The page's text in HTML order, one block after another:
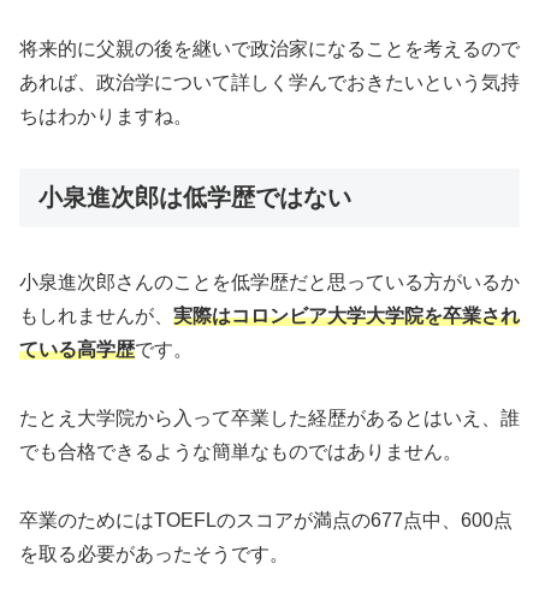
将来的に父親の後を継いで政治家になることを考えるので
あれば、政治学について詳しく学んでおきたいという気持
ちはわかりますね。
小泉進次郎は低学歴ではない
小泉進次郎さんのことを低学歴だと思っている方がいるか
もしれませんが、 実際はコロンビア大学大学院を卒業され
ている高学歴です。
たとえ大学院から入って卒業した経歴があるとはいえ、誰
でも合格できるような簡単なものではありません。
卒業のためにはTOEFLのスコアが満点の677点中、600点
を取る必要があったそうです。